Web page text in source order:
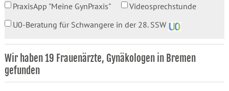
PraxisApp "Meine GynPraxis"
Videosprechstunde
U0-Beratung für Schwangere in der 28. SSW
Wir haben 19 Frauenärzte, Gynäkologen in Bremen
gefunden